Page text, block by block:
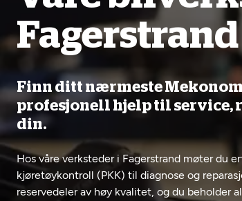
Bilservice
Elbilverksted
Fritt verkstedvalg
Opprett en konto
Fagerstrand
Finn ditt nærmeste
profesjonell hjelp til service,
din.
Hos våre verksteder i Fagerstrand møter du
kjøretøykontroll (PKK) til diagnose og
reservedeler av høy kvalitet, og du beholder